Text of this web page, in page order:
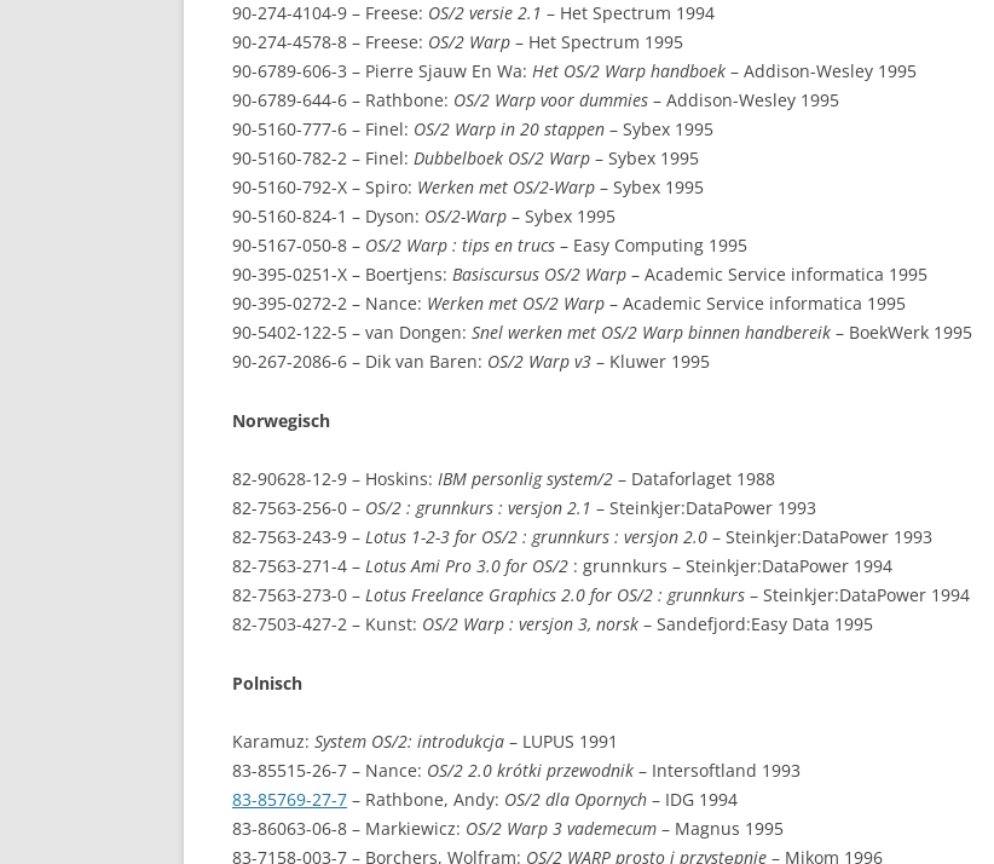
90-274-4104-9 – Freese: OS/2 versie 2.1 – Het Spectrum 1994
90-274-4578-8 – Freese: OS/2 Warp – Het Spectrum 1995
90-6789-606-3 – Pierre Sjauw En Wa: Het OS/2 Warp handboek – Addison-Wesley 1995
90-6789-644-6 – Rathbone: OS/2 Warp voor dummies – Addison-Wesley 1995
90-5160-777-6 – Finel: OS/2 Warp in 20 stappen – Sybex 1995
90-5160-782-2 – Finel: Dubbelboek OS/2 Warp – Sybex 1995
90-5160-792-X – Spiro: Werken met OS/2-Warp – Sybex 1995
90-5160-824-1 – Dyson: OS/2-Warp – Sybex 1995
90-5167-050-8 – OS/2 Warp : tips en trucs – Easy Computing 1995
90-395-0251-X – Boertjens: Basiscursus OS/2 Warp – Academic Service informatica 1995
90-395-0272-2 – Nance: Werken met OS/2 Warp – Academic Service informatica 1995
90-5402-122-5 – van Dongen: Snel werken met OS/2 Warp binnen handbereik – BoekWerk 1995
90-267-2086-6 – Dik van Baren: OS/2 Warp v3 – Kluwer 1995
Norwegisch
82-90628-12-9 – Hoskins: IBM personlig system/2 – Dataforlaget 1988
82-7563-256-0 – OS/2 : grunnkurs : versjon 2.1 – Steinkjer:DataPower 1993
82-7563-243-9 – Lotus 1-2-3 for OS/2 : grunnkurs : versjon 2.0 – Steinkjer:DataPower 1993
82-7563-271-4 – Lotus Ami Pro 3.0 for OS/2 : grunnkurs – Steinkjer:DataPower 1994
82-7563-273-0 – Lotus Freelance Graphics 2.0 for OS/2 : grunnkurs – Steinkjer:DataPower 1994
82-7503-427-2 – Kunst: OS/2 Warp : versjon 3, norsk – Sandefjord:Easy Data 1995
Polnisch
Karamuz: System OS/2: introdukcja – LUPUS 1991
83-85515-26-7 – Nance: OS/2 2.0 krótki przewodnik – Intersoftland 1993
83-85769-27-7 – Rathbone, Andy: OS/2 dla Opornych – IDG 1994
83-86063-06-8 – Markiewicz: OS/2 Warp 3 vademecum – Magnus 1995
83-7158-003-7 – Borchers, Wolfram: OS/2 WARP prosto i przyste̜pnie – Mikom 1996